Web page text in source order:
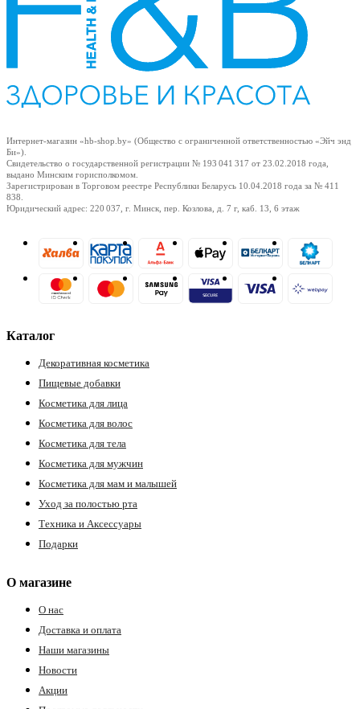
Интернет-магазин «hb-shop.by» (Общество с ограниченной ответственностью «Эйч энд
Би»).
Свидетельство о государственной регистрации № 193 041 317 от 23.02.2018 года,
выдано Минским горисполкомом.
Зарегистрирован в Торговом реестре Республики Беларусь 10.04.2018 года за № 411
838.
Юридический адрес: 220 037, г. Минск, пер. Козлова, д. 7 г, каб. 13, 6 этаж
Каталог
Декоративная косметика
Пищевые добавки
Косметика для лица
Косметика для волос
Косметика для тела
Косметика для мужчин
Косметика для мам и малышей
Уход за полостью рта
Техника и Аксессуары
Подарки
О магазине
О нас
Доставка и оплата
Наши магазины
Новости
Акции